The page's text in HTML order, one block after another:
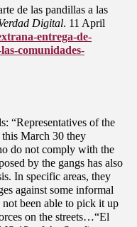
de las pandillas a las
Digital. 11 April
entrega-de-
comunidades-
“Representatives of the
March 30 they
do not comply with the
by the gangs has also
In specific areas, they
against some informal
been able to pick it up
on the streets…“El